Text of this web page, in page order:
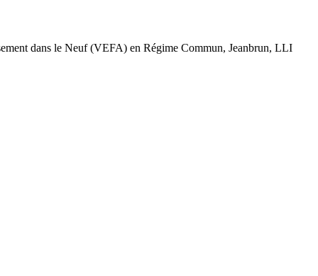
dans le Neuf (VEFA) en Régime Commun, Jeanbrun, LLI